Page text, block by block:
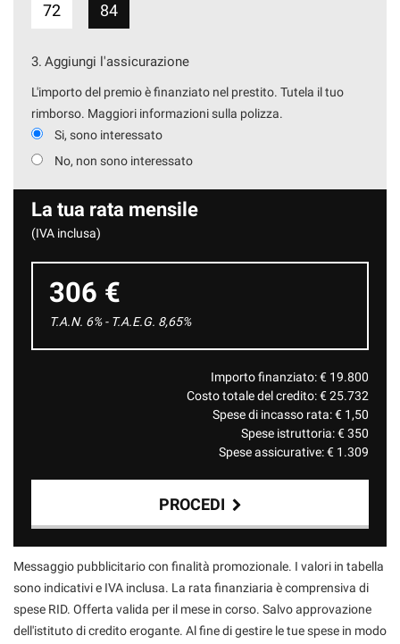
72 84
3. Aggiungi l'assicurazione
L'importo del premio è finanziato nel prestito. Tutela il tuo
rimborso. Maggiori informazioni sulla polizza.
Si, sono interessato
No, non sono interessato
La tua rata mensile
(IVA inclusa)
306 €
T.A.N. 6% - T.A.E.G. 8,65%
Importo finanziato: € 19.800
Costo totale del credito: €25.732
Spese di incasso rata: € 1,50
Spese istruttoria: €350
Spese assicurative: € 1.309
PROCEDI
Contattaci
Messaggio pubblicitario con finalità promozionale. I valori in tabella
sono indicativi e IVA inclusa. La rata finanziaria è comprensiva di
spese RID. Offerta valida per il mese in corso. Salvo approvazione
dell'istituto di credito erogante. Al fine di gestire le tue spese in modo